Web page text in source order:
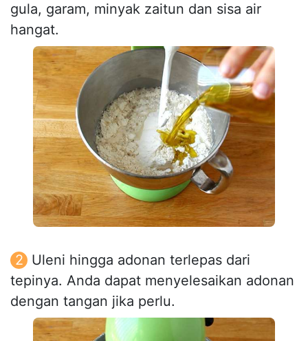
gula, garam, minyak zaitun dan sisa air
hangat.
Uleni hingga adonan terlepas dari
tepinya. Anda dapat menyelesaikan adonan
dengan tangan jika perlu.